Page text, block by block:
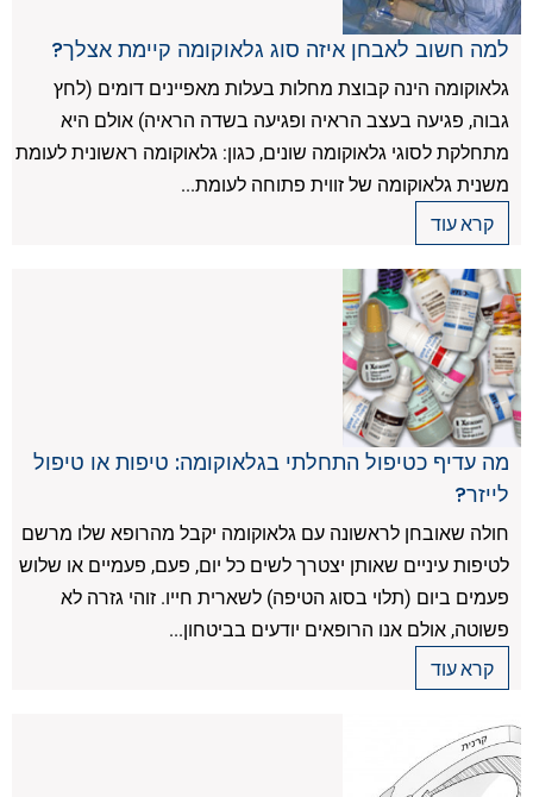
למה חשוב לאבחן איזה סוג גלאוקומה קיימת אצלך?
גלאוקומה הינה קבוצת מחלות בעלות מאפיינים דומים (לחץ
גבוה, פגיעה בעצב הראיה ופגיעה בשדה הראיה) אולם היא
מתחלקת לסוגי גלאוקומה שונים, כגון: גלאוקומה ראשונית לעומת
משנית גלאוקומה של זווית פתוחה לעומת...
קרא עוד
מה עדיף כטיפול התחלתי בגלאוקומה: טיפות או טיפול
לייזר?
חולה שאובחן לראשונה עם גלאוקומה יקבל מהרופא שלו מרשם
לטיפות עיניים שאותן יצטרך לשים כל יום, פעם, פעמיים או שלוש
פעמים ביום (תלוי בסוג הטיפה) לשארית חייו. זוהי גזרה לא
פשוטה, אולם אנו הרופאים יודעים בביטחון...
קרא עוד